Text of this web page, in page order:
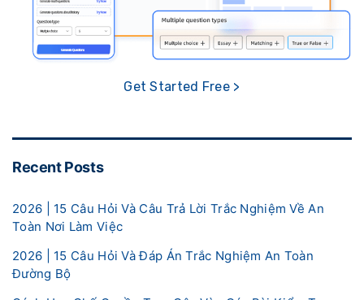
Get Started Free >
Recent Posts
2026 | 15 Câu Hỏi Và Câu Trả Lời Trắc Nghiệm Về An
Toàn Nơi Làm Việc
2026 | 15 Câu Hỏi Và Đáp Án Trắc Nghiệm An Toàn
Đường Bộ